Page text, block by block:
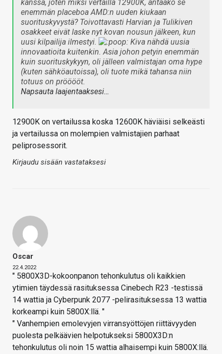
kanssa, joten miksi vertailla 12900K, antaako se
enemmän placeboa AMD:n uuden kiukaan
suorituskyvystä? Toivottavasti Harvian ja Tulikiven
osakkeet eivät laske nyt kovan nousun jälkeen, kun
uusi kilpailija ilmestyi.
Kiva nähdä uusia
innovaatioita kuitenkin. Asia johon petyin enemmän
kuin suorituskykyyn, oli jälleen valmistajan oma hype
(kuten sähköautoissa), oli tuote mikä tahansa niin
totuus on prööööt.
Napsauta laajentaaksesi…
12900K on vertailussa koska 12600K häviäisi selkeästi
ja vertailussa on molempien valmistajien parhaat
peliprosessorit.
Kirjaudu sisään vastataksesi
Oscar
22.4.2022
" 5800X3D-kokoonpanon tehonkulutus oli kaikkien
ytimien täydessä rasituksessa Cinebech R23 -testissä
14 wattia ja Cyberpunk 2077 -pelirasituksessa 13 wattia
korkeampi kuin 5800X:llä. "
" Vanhempien emolevyjen virransyöttöjen riittävyyden
puolesta pelkäävien helpotukseksi 5800X3D:n
tehonkulutus oli noin 15 wattia alhaisempi kuin 5800X:llä.